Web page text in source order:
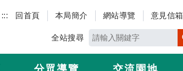
::: 回首頁 本局簡介 網站導覽 意見信箱
全站搜尋